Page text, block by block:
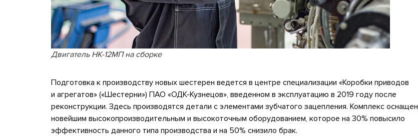
Двигатель НК-12МП на сборке
Подготовка к производству новых шестерен ведется в центре специализации «Коробки приводов
и агрегатов» («Шестерни») ПАО «ОДК-Кузнецов», введенном в эксплуатацию в 2019 году после
реконструкции. Здесь производятся детали с элементами зубчатого зацепления. Комплекс оснащен
новейшим высокопроизводительным и высокоточным оборудованием, которое на 30% повысило
эффективность данного типа производства и на 50% снизило брак.